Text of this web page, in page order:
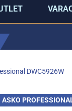
DWC5926W
ASKO